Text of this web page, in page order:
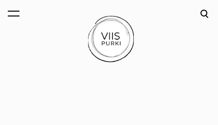
lisati ostukorvi. Vaata ostukorvi